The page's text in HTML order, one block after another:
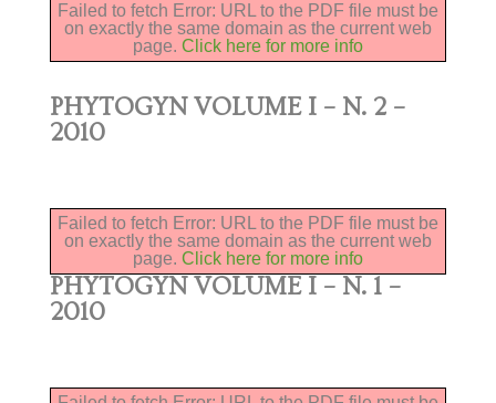
Failed to fetch Error: URL to the PDF file must be
on exactly the same domain as the current web
page. Click here for more info
PHYTOGYN VOLUME I – N. 2 –
2010
Failed to fetch Error: URL to the PDF file must be
on exactly the same domain as the current web
page. Click here for more info
PHYTOGYN VOLUME I – N. 1 –
2010